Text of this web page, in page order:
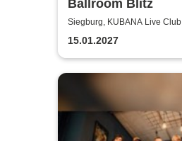
Ballroom Blitz
Siegburg, KUBANA Live Club
15.01.2027